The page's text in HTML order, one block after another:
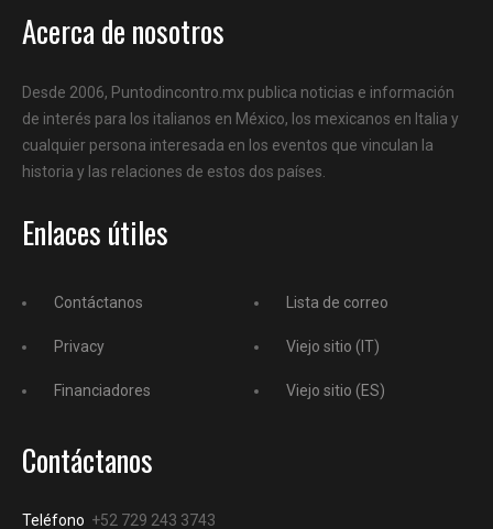
Acerca de nosotros
Desde 2006, Puntodincontro.mx publica noticias e información
de interés para los italianos en México, los mexicanos en Italia y
cualquier persona interesada en los eventos que vinculan la
historia y las relaciones de estos dos países.
Enlaces útiles
Contáctanos
Privacy
Financiadores
Lista de correo
Viejo sitio (IT)
Viejo sitio (ES)
Contáctanos
Teléfono +52 729 243 3743